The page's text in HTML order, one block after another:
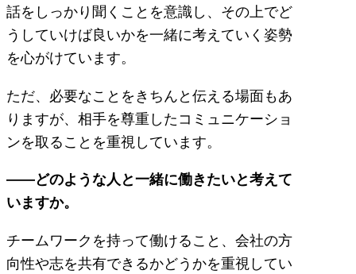
話をしっかり聞くことを意識し、その上でど
うしていけば良いかを一緒に考えていく姿勢
を心がけています。
ただ、必要なことをきちんと伝える場面もあ
りますが、相手を尊重したコミュニケーショ
ンを取ることを重視しています。
――どのような人と一緒に働きたいと考えて
いますか。
チームワークを持って働けること、会社の方
向性や志を共有できるかどうかを重視してい